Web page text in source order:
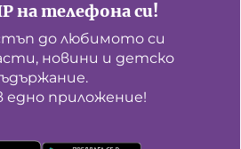
на телефона си!
до любимото си
новини и детско
едно приложение!